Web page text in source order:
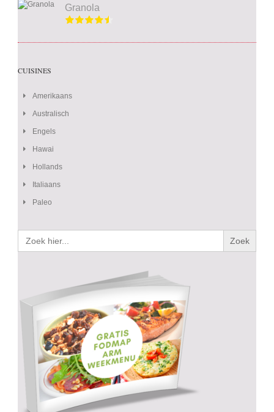
Granola
CUISINES
Amerikaans
Australisch
Engels
Hawai
Hollands
Italiaans
Paleo
Zoek
naar: